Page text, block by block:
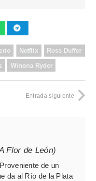
Netflix Ross Duffer
Winona Ryder
Entrada siguiente
Flor de León)
Proveniente de un
da al Río de la Plata